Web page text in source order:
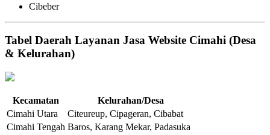
Cibeber
Tabel Daerah Layanan Jasa Website Cimahi (Desa
& Kelurahan)
Kecamatan
Kelurahan/Desa
Cimahi Utara
Citeureup, Cipageran, Cibabat
Cimahi Tengah Baros, Karang Mekar, Padasuka